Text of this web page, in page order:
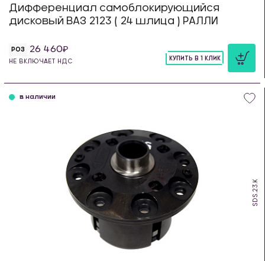
Дифференциал самоблокирующийся
дисковый ВАЗ 2123 ( 24 шлица ) РАЛЛИ
РОЗ 26 460
НЕ ВКЛЮЧАЕТ НДС
КУПИТЬ В 1 КЛИК
SDS.23.K
в наличии